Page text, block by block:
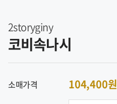
2storyginy
코비속나시
소매가격 104,400원